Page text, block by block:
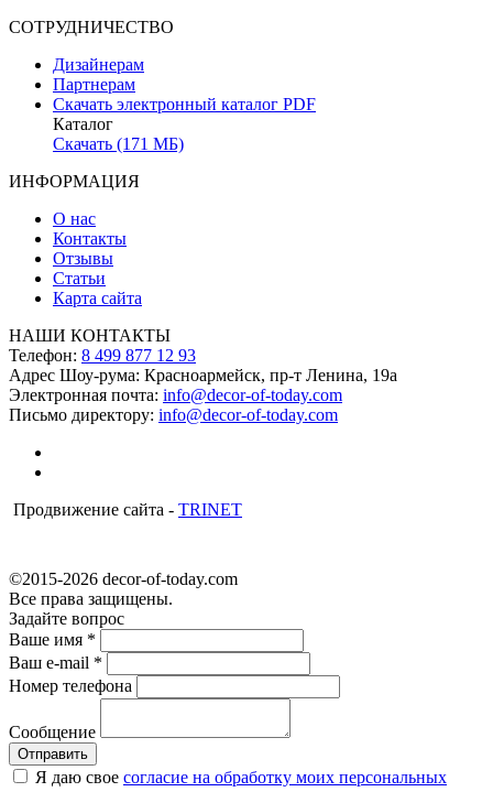
СОТРУДНИЧЕСТВО
Дизайнерам
Партнерам
Скачать электронный каталог PDF
Каталог
Скачать (171 МБ)
ИНФОРМАЦИЯ
О нас
Контакты
Отзывы
Статьи
Карта сайта
НАШИ КОНТАКТЫ
Телефон: 8 499 877 12 93
Адрес Шоу-рума: Красноармейск, пр-т Ленина, 19а
Электронная почта: info@decor-of-today.com
Письмо директору: info@decor-of-today.com
Продвижение сайта - TRINET
©2015-2026 decor-of-today.com
Все права защищены.
Задайте вопрос
Ваше имя *
Ваш e-mail *
Номер телефона
Сообщение
Я даю свое согласие на обработку моих персональных